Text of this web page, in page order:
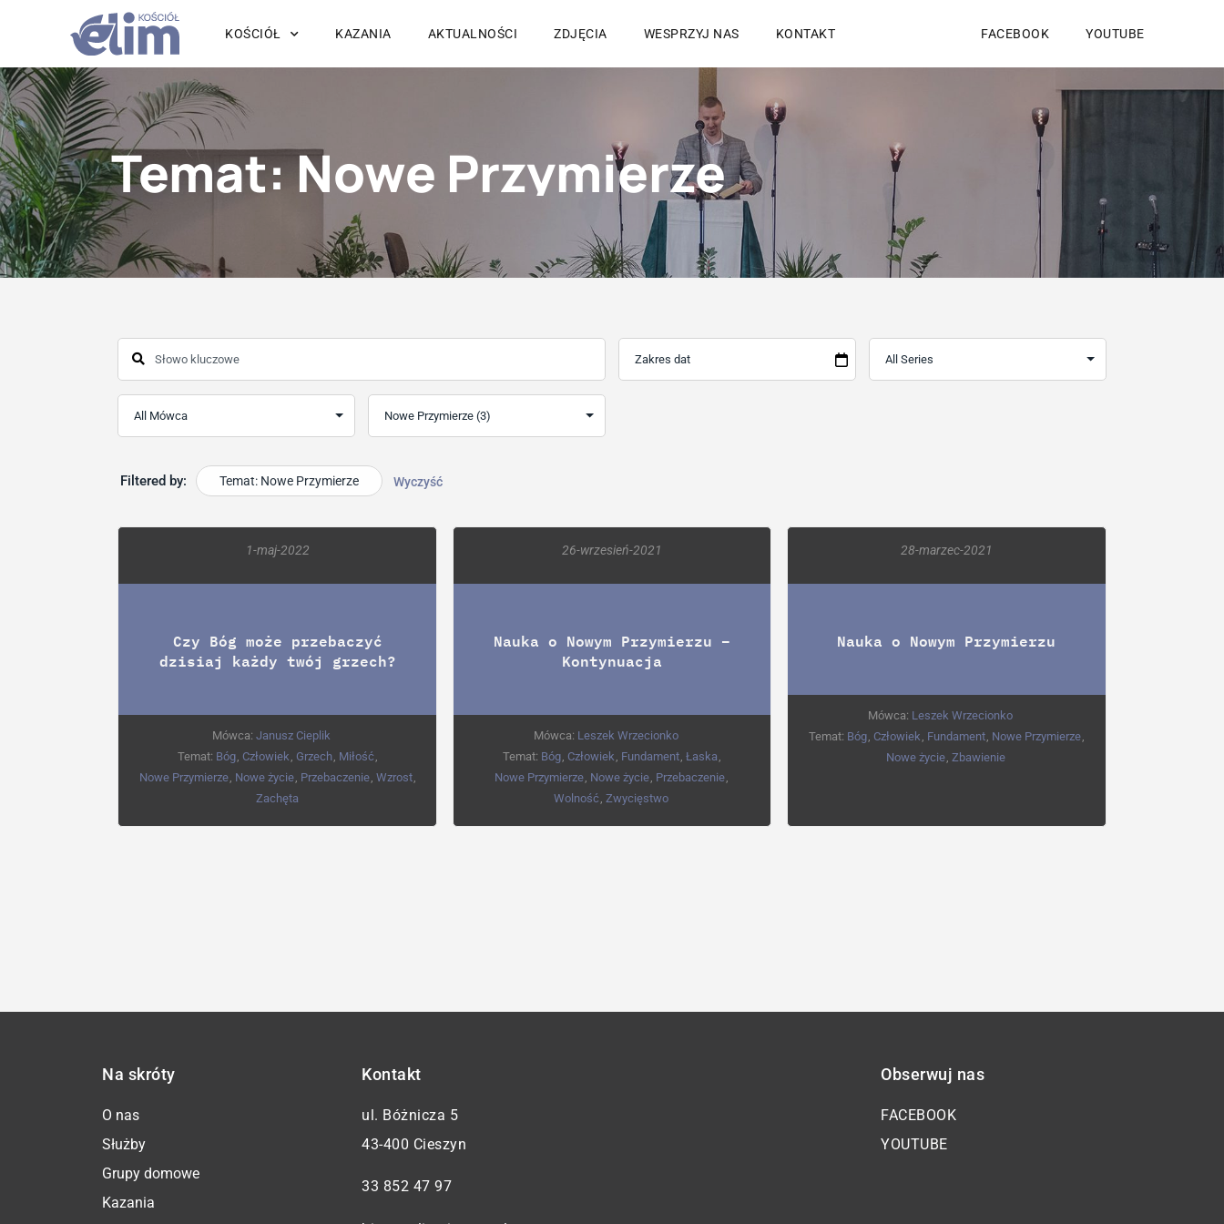
KOŚCIÓŁ KAZANIA AKTUALNOŚCI ZDJĘCIA WESPRZYJ NAS KONTAKT FACEBOOK YOUTUBE
Temat: Nowe Przymierze
Filtered by: Temat: Nowe Przymierze Wyczyść
1-maj-2022
Czy Bóg może przebaczyć
dzisiaj każdy twój grzech?
Mówca:Janusz Cieplik
Temat: Bóg Człowiek Grzech Miłość
Nowe Przymierze Nowe życie Przebaczenie Wzrost
Zachęta
26-wrzesień-2021
Nauka o Nowym Przymierzu –
Kontynuacja
Mówca: Leszek Wrzecionko
Temat: Bóg Człowiek Fundament Łaska
Nowe Przymierze Nowe życie Przebaczenie
Wolność ,Zwycięstwo
28-marzec-2021
Nauka o Nowym Przymierzu
Mówca: Leszek Wrzecionko
Temat: Bóg Człowiek Fundament Nowe Przymierze
Nowe życie ,Zbawienie
Na skróty
O nas
Służby
Grupy domowe
Kazania
Kontakt
ul. Bóżnicza 5
43-400 Cieszyn
33 852 47 97
Obserwuj nas
FACEBOOK
YOUTUBE